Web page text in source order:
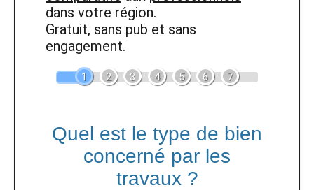
dans votre région.
Gratuit, sans pub et sans
engagement.
1 2 3 4 5 6 7
Quel est le type de bien
concerné par les
travaux ?